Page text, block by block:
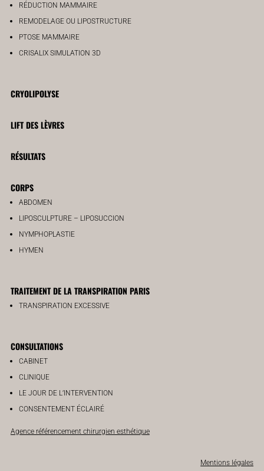
RÉDUCTION MAMMAIRE
REMODELAGE OU LIPOSTRUCTURE
PTOSE MAMMAIRE
CRISALIX SIMULATION 3D
CRYOLIPOLYSE
LIFT DES LÈVRES
RÉSULTATS
CORPS
ABDOMEN
LIPOSCULPTURE – LIPOSUCCION
NYMPHOPLASTIE
HYMEN
TRAITEMENT DE LA TRANSPIRATION PARIS
TRANSPIRATION EXCESSIVE
CONSULTATIONS
CABINET
CLINIQUE
LE JOUR DE L’INTERVENTION
CONSENTEMENT ÉCLAIRÉ
Agence référencement chirurgien esthétique
Mentions légales